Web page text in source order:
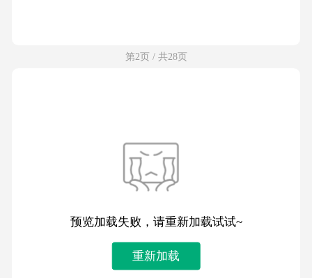
第2页 / 共28页
预览加载失败，请重新加载试试~
重新加载